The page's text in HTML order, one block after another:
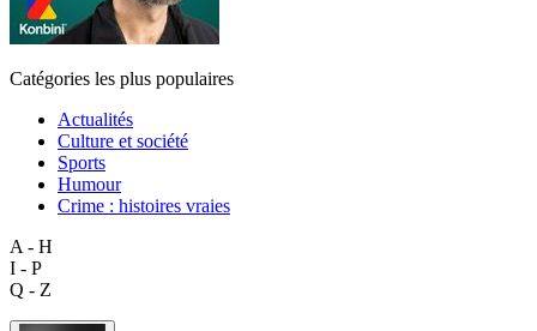
Catégories les plus populaires
Actualités
Culture et société
Sports
Humour
Crime : histoires vraies
A - H
I - P
Q - Z